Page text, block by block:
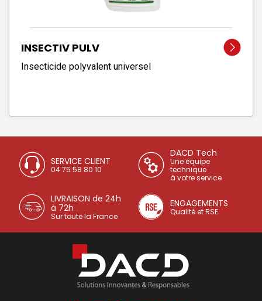
INSECTIV PULV
Insecticide polyvalent universel
SERVICE CLIENT
04 75 58 80 10
DACD Tech
Une équipe
technique
à votre service
LIVRAISON de 24h
à 72h
Sur toute la France
ENGAGEMENTS
Qualité et RSE